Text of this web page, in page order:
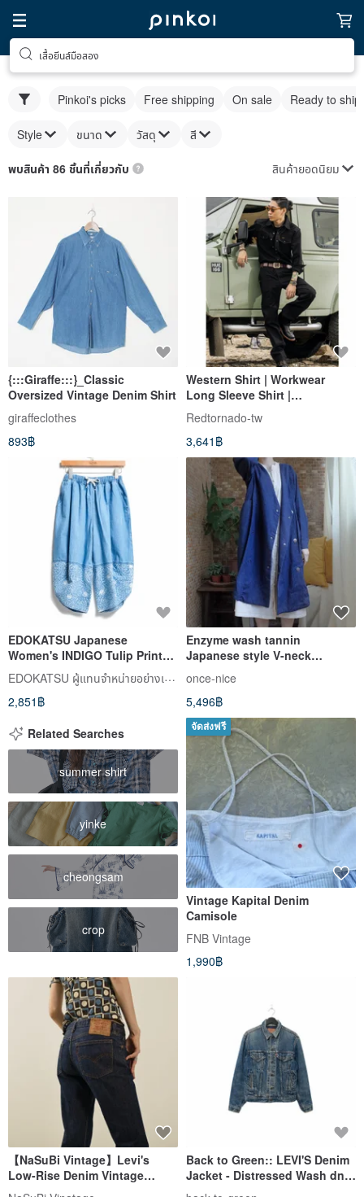
เสื้อยีนส์มือสอง
Pinkoi's picks Free shipping On sale Ready to ship
Style ขนาด วัสดุ สี
พบสินค้า 86 ชิ้นที่เกี่ยวกับ สินค้ายอดนิยม
{:::Giraffe:::}_Classic
Oversized Vintage Denim Shirt
giraffeclothes
893฿
Western Shirt | Workwear
Long Sleeve Shirt |
Heavyweight 14oz | Double
Dyed | De-Sized | 295BB
Redtornado-tw
3,641฿
EDOKATSU Japanese
Women's INDIGO Tulip Print
Denim Mid-Rise Pants
(Vintage Blue) #Pants
EDOKATSU ผู้แทนจำหน่ายอย่างเป็นทางการในไต้หวัน
2,851฿
Enzyme wash tannin
Japanese style V-neck
once-nice
5,496฿
Related Searches
summer shirt
yinke
cheongsam
crop
จัดส่งฟรี
Vintage Kapital Denim
Camisole
FNB Vintage
1,990฿
【NaSuBi Vintage】Levi's
Low-Rise Denim Vintage
Trousers
Back to Green:: LEVI'S Denim
Jacket - Distressed Wash dn-
02